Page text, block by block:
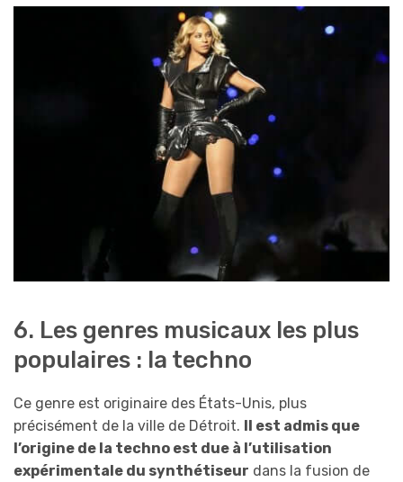
6. Les genres musicaux les plus
populaires : la techno
Ce genre est originaire des États-Unis, plus
précisément de la ville de Détroit.
Il est admis que
l’origine de la techno est due à l’utilisation
expérimentale du synthétiseur dans la fusion de